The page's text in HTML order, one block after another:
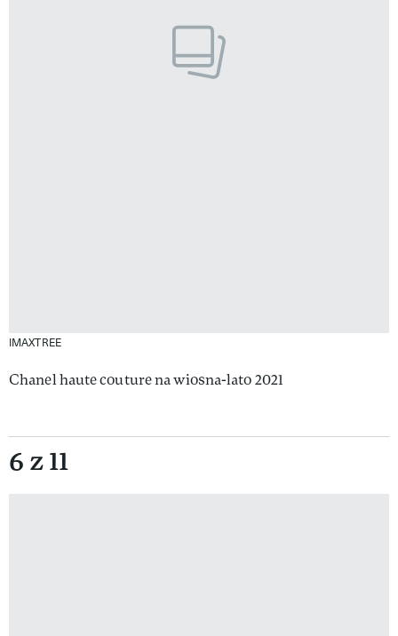
IMAXTREE
Chanel haute couture na wiosna-lato 2021
6 z 11